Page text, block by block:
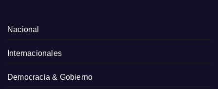
Nacional
Internacionales
Democracia & Gobierno